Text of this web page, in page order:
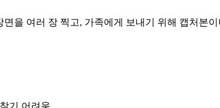
을 여러 장 찍고, 가족에게 보내기 위해 캡처본
기 어려움